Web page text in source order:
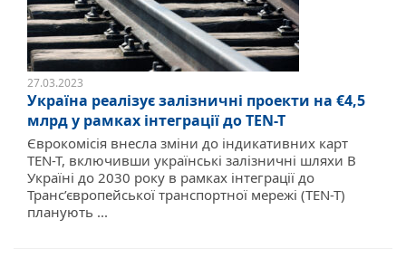
27.03.2023
Україна реалізує залізничні проекти на €4,5
млрд у рамках інтеграції до TEN-T
Єврокомісія внесла зміни до індикативних карт
TEN-T, включивши українські залізничні шляхи В
Україні до 2030 року в рамках інтеграції до
Транс’європейської транспортної мережі (TEN-T)
планують ...